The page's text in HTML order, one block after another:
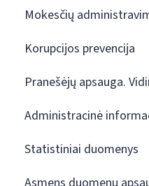
Mokesčių
Korupcijos prevencija
Pranešėjų apsauga.
Administracinė
Statistiniai duomenys
Asmens duomenų